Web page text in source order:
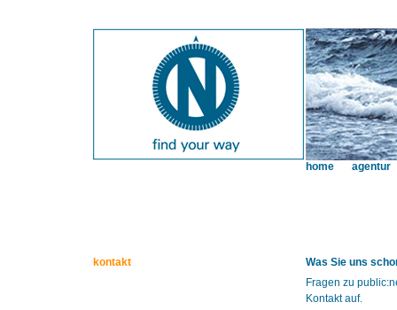
home agentur
kontakt
Was Sie uns
Fragen zu
Kontakt auf.